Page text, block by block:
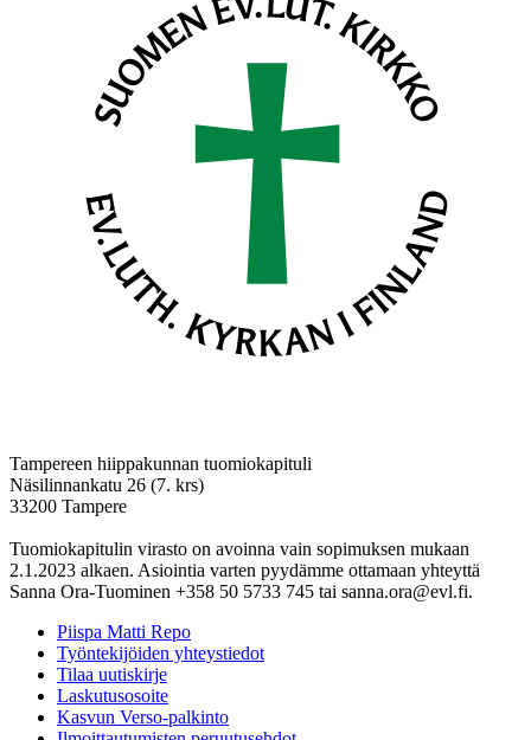
Tampereen hiippakunnan tuomiokapituli
Näsilinnankatu 26 (7. krs)
33200 Tampere
Tuomiokapitulin virasto on avoinna vain sopimuksen mukaan
2.1.2023 alkaen. Asiointia varten pyydämme ottamaan yhteyttä
Sanna Ora-Tuominen +358 50 5733 745 tai sanna.ora@evl.fi.
Piispa Matti Repo
Työntekijöiden yhteystiedot
Tilaa uutiskirje
Laskutusosoite
Kasvun Verso-palkinto